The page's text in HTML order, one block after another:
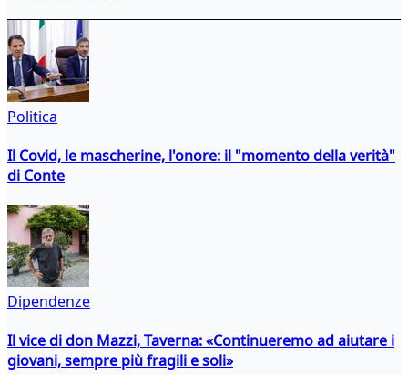
Politica
Il Covid, le mascherine, l'onore: il "momento della verità"
di Conte
Dipendenze
Il vice di don Mazzi, Taverna: «Continueremo ad aiutare i
giovani, sempre più fragili e soli»